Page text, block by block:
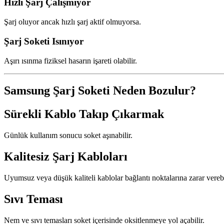
Hızlı Şarj Çalışmıyor
Şarj oluyor ancak hızlı şarj aktif olmuyorsa.
Şarj Soketi Isınıyor
Aşırı ısınma fiziksel hasarın işareti olabilir.
Samsung Şarj Soketi Neden Bozulur?
Sürekli Kablo Takıp Çıkarmak
Günlük kullanım sonucu soket aşınabilir.
Kalitesiz Şarj Kabloları
Uyumsuz veya düşük kaliteli kablolar bağlantı noktalarına zarar
Sıvı Teması
Nem ve sıvı temasları soket içerisinde oksitlenmeye yol açabilir.